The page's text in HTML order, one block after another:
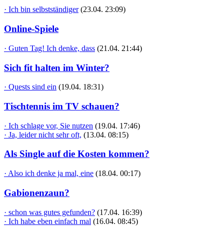
· Ich bin selbstständiger (23.04. 23:09)
Online-Spiele
· Guten Tag! Ich denke, dass (21.04. 21:44)
Sich fit halten im Winter?
· Quests sind ein (19.04. 18:31)
Tischtennis im TV schauen?
· Ich schlage vor, Sie nutzen (19.04. 17:46)
· Ja, leider nicht sehr oft, (13.04. 08:15)
Als Single auf die Kosten kommen?
· Also ich denke ja mal, eine (18.04. 00:17)
Gabionenzaun?
· schon was gutes gefunden? (17.04. 16:39)
· Ich habe eben einfach mal (16.04. 08:45)